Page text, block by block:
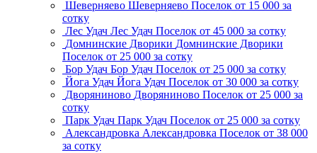
Шеверняево Шеверняево Поселок от 15 000 за
сотку
Лес Удач Лес Удач Поселок от 45 000 за сотку
Домнинские Дворики Домнинские Дворики
Поселок от 25 000 за сотку
Бор Удач Бор Удач Поселок от 25 000 за сотку
Йога Удач Йога Удач Поселок от 30 000 за сотку
Дворяниново Дворяниново Поселок от 25 000 за
сотку
Парк Удач Парк Удач Поселок от 25 000 за сотку
Александровка Александровка Поселок от 38 000
за сотку